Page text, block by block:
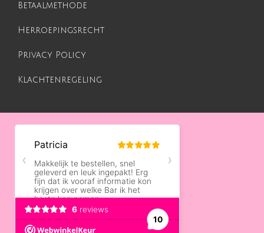
Betaalmethode
Herroepingsrecht
Privacy Policy
Klachtenregeling